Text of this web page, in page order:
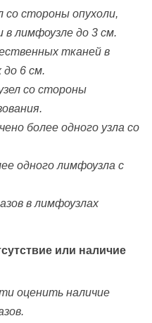
со стороны опухоли,
в лимфоузле до 3 см.
тканей в
до 6 см.
со стороны
более одного узла со
одного лимфоузла с
в лимфоузлах
или наличие
оценить наличие